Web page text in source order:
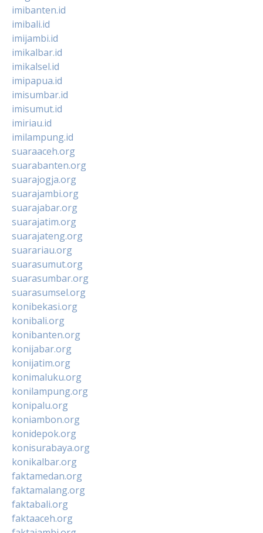
imibanten.id
imibali.id
imijambi.id
imikalbar.id
imikalsel.id
imipapua.id
imisumbar.id
imisumut.id
imiriau.id
imilampung.id
suaraaceh.org
suarabanten.org
suarajogja.org
suarajambi.org
suarajabar.org
suarajatim.org
suarajateng.org
suarariau.org
suarasumut.org
suarasumbar.org
suarasumsel.org
konibekasi.org
konibali.org
konibanten.org
konijabar.org
konijatim.org
konimaluku.org
konilampung.org
konipalu.org
koniambon.org
konidepok.org
konisurabaya.org
konikalbar.org
faktamedan.org
faktamalang.org
faktabali.org
faktaaceh.org